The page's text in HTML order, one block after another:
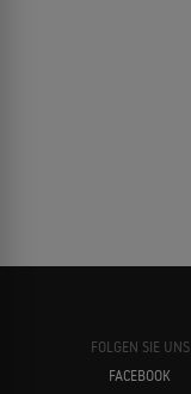
FOLGEN SIE UNS
FACEBOOK